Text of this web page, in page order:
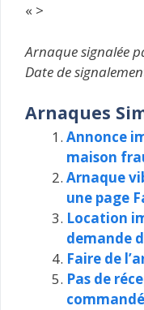
« >
Arnaque signalée
Date de
Arnaques
Annonce
maison
Arnaque
une page
Location
demande
Faire de
Pas de